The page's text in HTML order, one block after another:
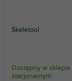
Skeletool
Dostępny w sklepie
stacjonarnym